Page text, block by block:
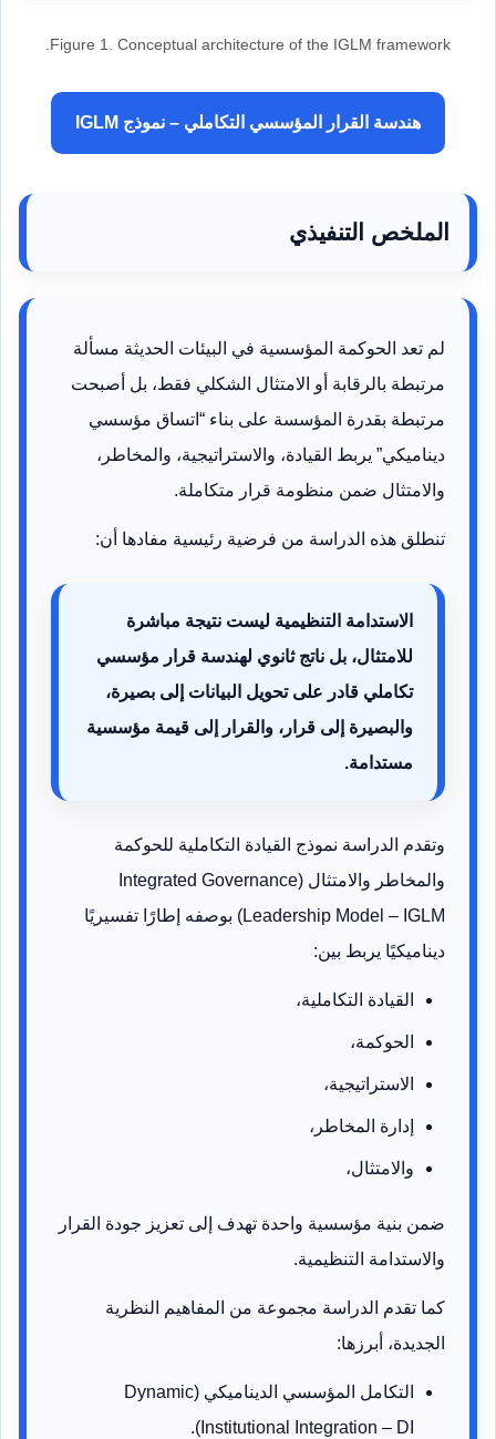
Figure 1. Conceptual architecture of the IGLM framework.
هندسة القرار المؤسسي التكاملي – نموذج IGLM
الملخص التنفيذي
لم تعد الحوكمة المؤسسية في البيئات الحديثة مسألة
مرتبطة بالرقابة أو الامتثال الشكلي فقط، بل أصبحت
مرتبطة بقدرة المؤسسة على بناء “اتساق مؤسسي
ديناميكي” يربط القيادة، والاستراتيجية، والمخاطر،
والامتثال ضمن منظومة قرار متكاملة.
تنطلق هذه الدراسة من فرضية رئيسية مفادها أن:
الاستدامة التنظيمية ليست نتيجة مباشرة
للامتثال، بل ناتج ثانوي لهندسة قرار مؤسسي
تكاملي قادر على تحويل البيانات إلى بصيرة،
والبصيرة إلى قرار، والقرار إلى قيمة مؤسسية
مستدامة.
وتقدم الدراسة نموذج القيادة التكاملية للحوكمة
والمخاطر والامتثال (Integrated Governance
Leadership Model – IGLM) بوصفه إطارًا تفسيريًا
ديناميكيًا يربط بين:
القيادة التكاملية،
الحوكمة،
الاستراتيجية،
إدارة المخاطر،
والامتثال،
ضمن بنية مؤسسية واحدة تهدف إلى تعزيز جودة القرار
والاستدامة التنظيمية.
كما تقدم الدراسة مجموعة من المفاهيم النظرية
الجديدة، أبرزها:
التكامل المؤسسي الديناميكي (Dynamic
Institutional Integration – DI).